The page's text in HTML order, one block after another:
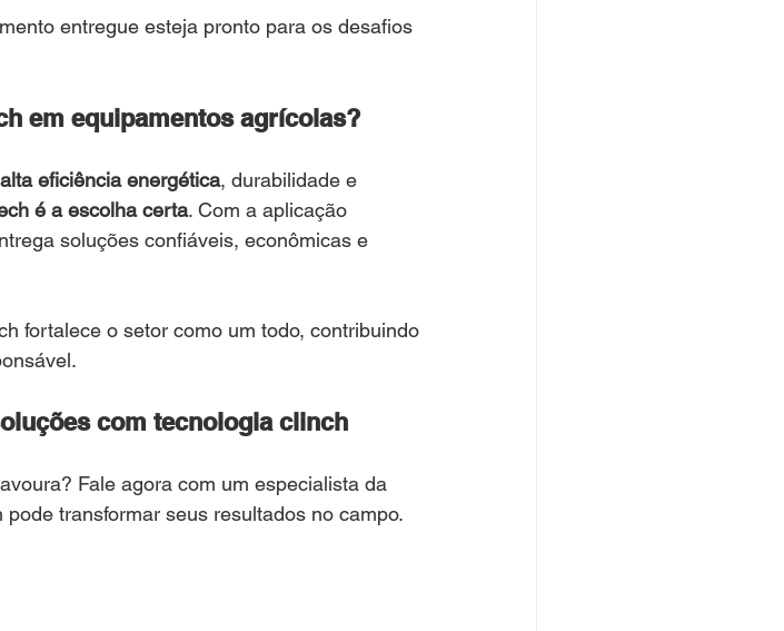
entregue esteja pronto para os desafios
em equipamentos agrícolas?
eficiência energética, durabilidade e
é a escolha certa. Com a aplicação
soluções confiáveis, econômicas e
fortalece o setor como um todo, contribuindo
com tecnologia clinch
Fale agora com um especialista da
transformar seus resultados no campo.